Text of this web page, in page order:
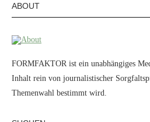
ABOUT
FORMFAKTOR ist ein unabhängiges
Inhalt rein von journalistischer
Themenwahl bestimmt wird.